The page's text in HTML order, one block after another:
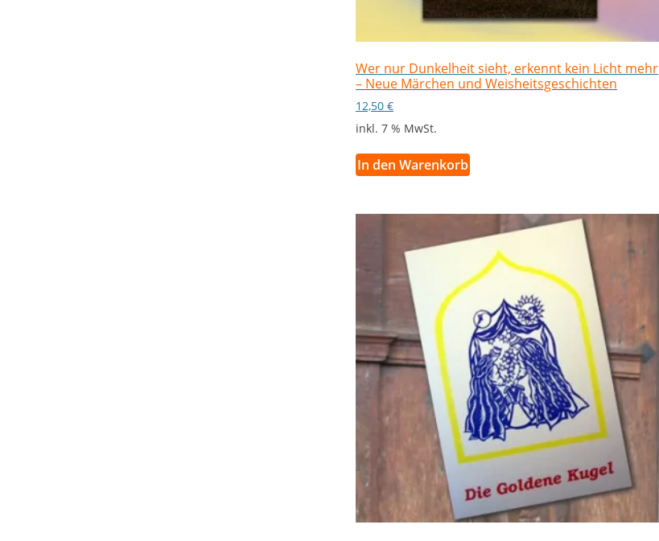
Wer nur Dunkelheit sieht, erkennt kein Licht mehr
– Neue Märchen und Weisheitsgeschichten
12,50 €
inkl. 7 % MwSt.
In den Warenkorb